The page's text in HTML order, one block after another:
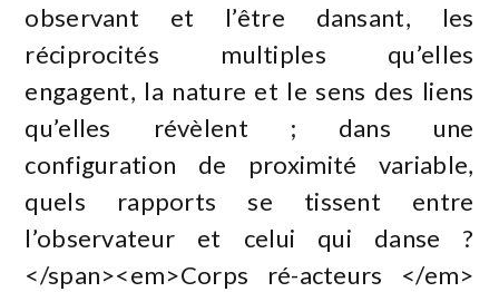
observant et l’être dansant, les
réciprocités multiples qu’elles
engagent, la nature et le sens des liens
qu’elles révèlent ; dans une
configuration de proximité variable,
quels rapports se tissent entre
l’observateur et celui qui danse ?
</span><em>Corps ré-acteurs </em>